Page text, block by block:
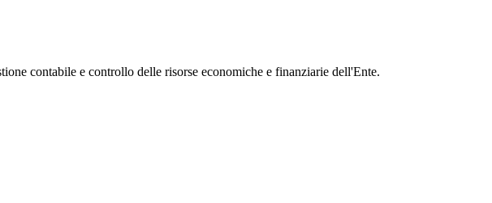
contabile e controllo delle risorse economiche e finanziarie dell'Ente.